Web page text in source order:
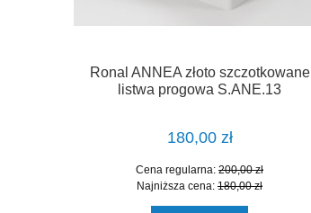
Ronal ANNEA złoto szczotkowane
listwa progowa S.ANE.13
180,00 zł
Cena regularna: 200,00 zł
Najniższa cena: 180,00 zł